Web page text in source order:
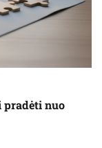
pradėti nuo